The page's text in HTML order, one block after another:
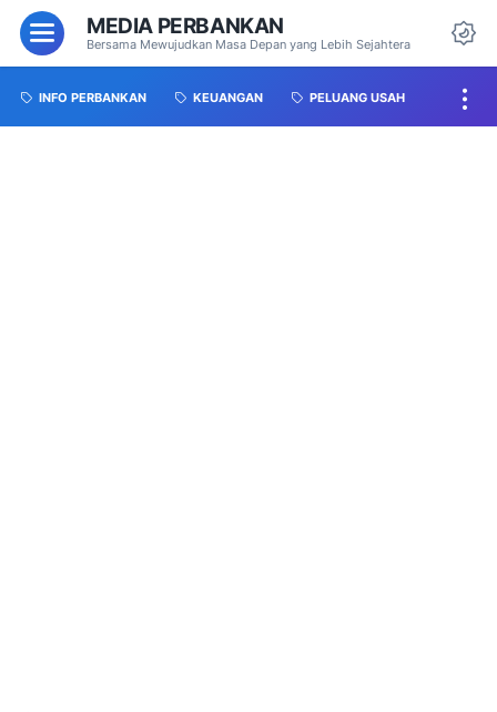
MEDIA PERBANKAN
Bersama Mewujudkan Masa Depan yang Lebih Sejahtera
INFO PERBANKAN KEUANGAN PELUANG USAH